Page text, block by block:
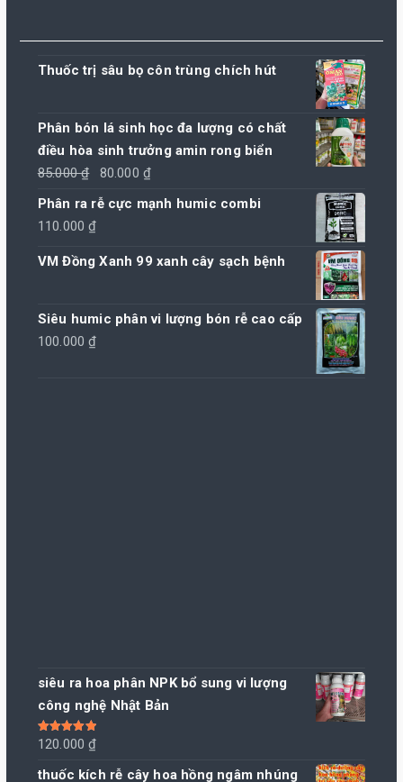
Thuốc trị sâu bọ côn trùng chích hút
Phân bón lá sinh học đa lượng có chất
điều hòa sinh trưởng amin rong biển
85.000₫
Giá
gốc
là:
80.000 ₫
hiện
80.000 ₫.
Phân ra rễ cực mạnh humic combi
110.000₫
VM Đồng Xanh 99 xanh cây sạch bệnh
Siêu humic phân vi lượng bón rễ cao cấp
100.000₫
siêu ra hoa phân NPK bổ sung vi lượng
công nghệ Nhật Bản
Được xếp
5
120.000₫
thuốc kích rễ cây hoa hồng ngâm nhúng